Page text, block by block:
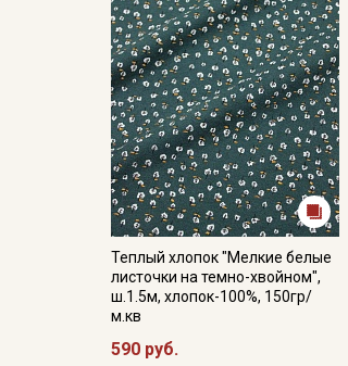
Теплый хлопок "Мелкие белые
листочки на темно-хвойном",
ш.1.5м, хлопок-100%, 150гр/
м.кв
590 руб.